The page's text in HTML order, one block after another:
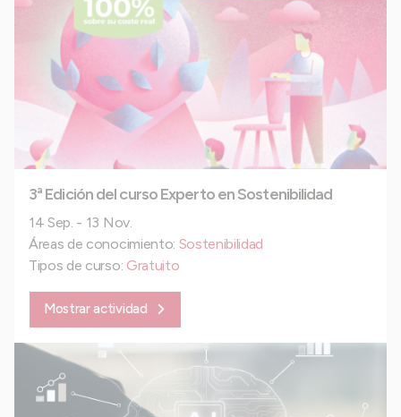
3ª Edición del curso Experto en Sostenibilidad
14 Sep. - 13 Nov.
Áreas de conocimiento: Sostenibilidad
Tipos de curso: Gratuito
Mostrar actividad